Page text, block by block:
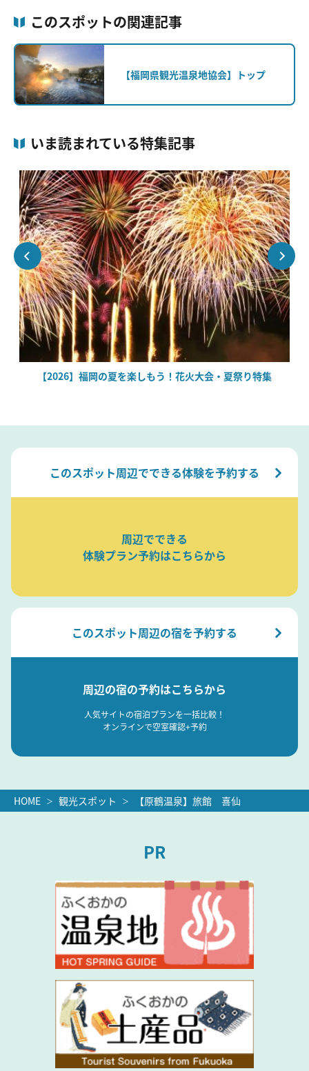
このスポットの関連記事
【福岡県観光温泉地協会】トップ
いま読まれている特集記事
【2026】福岡の夏を楽しもう！花火大会・夏祭り特集
このスポット周辺でできる体験を予約する
周辺でできる
体験プラン予約はこちらから
このスポット周辺の宿を予約する
周辺の宿の予約はこちらから
人気サイトの宿泊プランを一括比較！
オンラインで空室確認+予約
HOME 観光スポット 【原鶴温泉】旅館 喜仙
PR